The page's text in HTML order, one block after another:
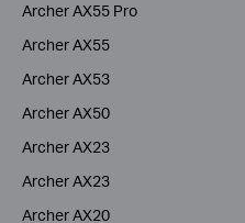
Archer AX55 Pro
Archer AX55
Archer AX53
Archer AX50
Archer AX23
Archer AX23
Archer AX20